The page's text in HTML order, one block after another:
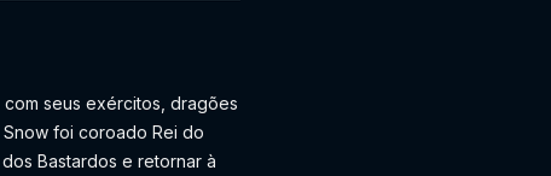
seus exércitos, dragões
foi coroado Rei do
Bastardos e retornar à